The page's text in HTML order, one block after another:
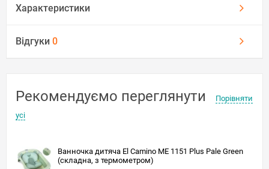
Характеристики
Відгуки 0
Рекомендуємо переглянути
Порівняти
усі
Ванночка дитяча El Camino ME 1151 Plus Pale Green
(складна, з термометром)